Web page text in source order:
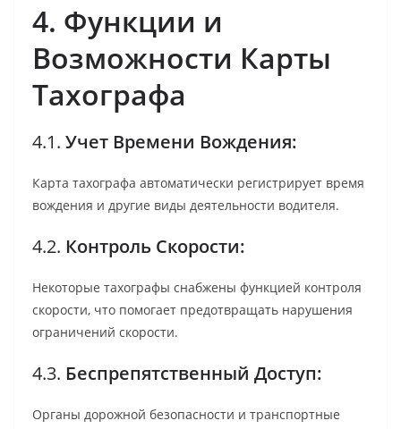
4. Функции и
Возможности Карты
Тахографа
4.1. Учет Времени Вождения:
Карта тахографа автоматически регистрирует время
вождения и другие виды деятельности водителя.
4.2. Контроль Скорости:
Некоторые тахографы снабжены функцией контроля
скорости, что помогает предотвращать нарушения
ограничений скорости.
4.3. Беспрепятственный Доступ:
Органы дорожной безопасности и транспортные